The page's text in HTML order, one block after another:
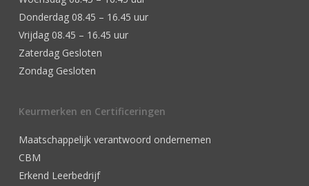
Donderdag 08.45 – 16.45 uur
Vrijdag 08.45 – 16.45 uur
Zaterdag Gesloten
Zondag Gesloten
Keurmerken en Certificeringen
Maatschappelijk verantwoord ondernemen
CBM
Erkend Leerbedrijf